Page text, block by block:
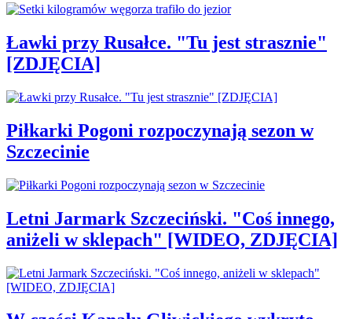
Ławki przy Rusałce. "Tu jest strasznie"
[ZDJĘCIA]
Piłkarki Pogoni rozpoczynają sezon w
Szczecinie
Letni Jarmark Szczeciński. "Coś innego,
aniżeli w sklepach" [WIDEO, ZDJĘCIA]